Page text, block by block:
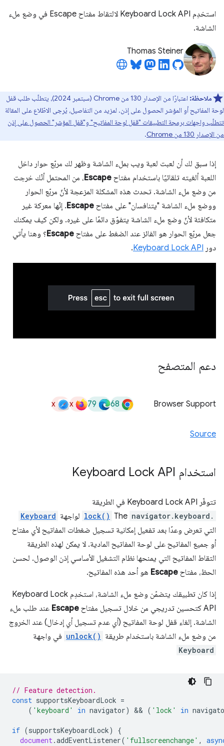
استخدِم Keyboard Lock API لالتقاط مفتاح Escape في وضع ملء
الشاشة.
Thomas Steiner
ملاحظة:
اعتبارًا من الإصدار 130 من Chrome (سبتمبر 2024)، يتطلّب طلب قفل
لوحة المفاتيح أو المؤشر الحصول على إذن. لمزيد من التفاصيل، يُرجى الاطّلاع على المقالة
تتطلّب واجهات برمجة التطبيقات "قفل لوحة المفاتيح" و"قفل المؤشر" الحصول على إذن
من الإصدار 130 من Chrome
.
إذا سبق لك أن لعبت لعبة ويب بملء الشاشة وظهر لك مربّع حوار داخل
اللعبة ألغيته تلقائيًا باستخدام مفتاح Escape، من المحتمل أنّك خرجت
من وضع ملء الشاشة. تحدث هذه المشكلة المزعجة لأنّ مربّع الحوار
ووضع ملء الشاشة "يتنافسان" على مفتاح Escape. إنّها معركة غير
متكافئة لأنّ وضع ملء الشاشة يتفوّق دائمًا على غيره. ولكن كيف يمكنك
جعل مربّع الحوار هو الفائز عند الضغط على مفتاح Escape؟ وهنا يأتي
دور Keyboard Lock API
.
دعم المتصفح
Browser Support
68
79
x
x
Source
استخدام Keyboard Lock API
تتوفّر Keyboard Lock API في الطريقة
navigator.keyboard.
lock() لواجهة Keyboard
التي تعرض وعدًا بعد تفعيل إمكانية تسجيل ضغطات المفاتيح لأي مفتاح
أو جميع المفاتيح على لوحة المفاتيح المادية. لا يمكن لهذه الطريقة
التقاط المفاتيح التي يمنحها نظام التشغيل الأساسي إذن الوصول. لحسن
الحظ، مفتاح Escape هو أحد هذه المفاتيح.
إذا كان تطبيقك يتضمّن وضع ملء الشاشة، استخدِم Keyboard Lock
API كتحسين تدريجي من خلال تسجيل مفتاح
Escape عند طلب ملء
الشاشة. إلغاء قفل لوحة المفاتيح (أي عدم تسجيل أي إدخال) عند الخروج
من وضع ملء الشاشة باستخدام طريقة unlock() في واجهة
Keyboard
// Feature detection.
const supportsKeyboardLock =
( 'keyboard' in navigator) && ( 'lock' in
if (supportsKeyboardLock)
{
document.addEventListener( 'fullscreenchange' ,